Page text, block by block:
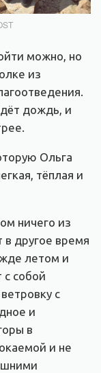
можно, но
из
дождь, и
Ольга
тёплая и
ничего из
в другое время
летом и
с собой
с
и
в
и не